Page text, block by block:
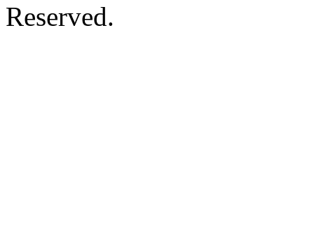
Reserved.